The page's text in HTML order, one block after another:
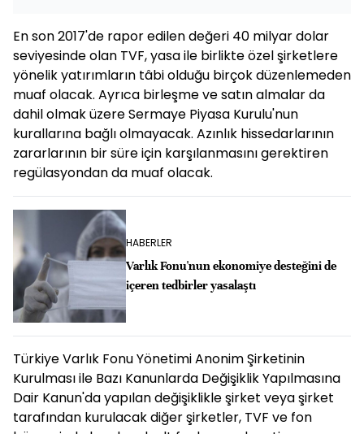
En son 2017'de rapor edilen değeri 40 milyar dolar
seviyesinde olan TVF, yasa ile birlikte özel şirketlere
yönelik yatırımların tâbi olduğu birçok düzenlemeden
muaf olacak. Ayrıca birleşme ve satın almalar da
dahil olmak üzere Sermaye Piyasa Kurulu'nun
kurallarına bağlı olmayacak. Azınlık hissedarlarının
zararlarının bir süre için karşılanmasını gerektiren
regülasyondan da muaf olacak.
HABERLER
Varlık Fonu'nun ekonomiye desteğini de
içeren tedbirler yasalaştı
Türkiye Varlık Fonu Yönetimi Anonim Şirketinin
Kurulması ile Bazı Kanunlarda Değişiklik Yapılmasına
Dair Kanun'da yapılan değişiklikle şirket veya şirket
tarafından kurulacak diğer şirketler, TVF ve fon